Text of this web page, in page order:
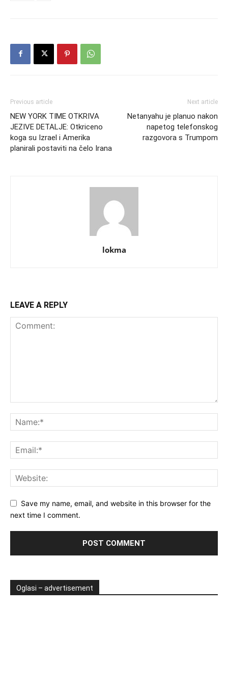
Previous article
NEW YORK TIME OTKRIVA
JEZIVE DETALJE: Otkriceno
koga su Izrael i Amerika
planirali postaviti na čelo Irana
Next article
Netanyahu je planuo nakon
napetog telefonskog
razgovora s Trumpom
lokma
LEAVE A REPLY
Save my name, email, and website in this browser for the
next time I comment.
Oglasi – advertisement